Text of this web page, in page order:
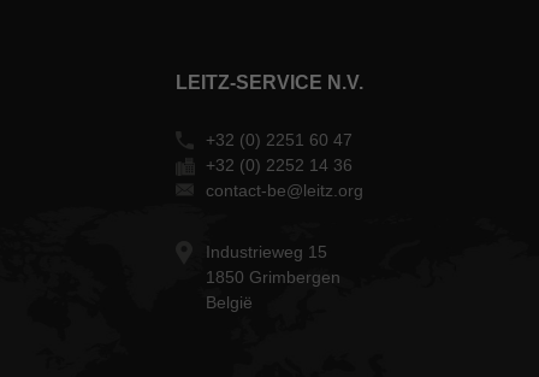
LEITZ-SERVICE N.V.
+32 (0) 2251 60 47
+32 (0) 2252 14 36
contact-be@leitz.org
Industrieweg 15
1850 Grimbergen
België